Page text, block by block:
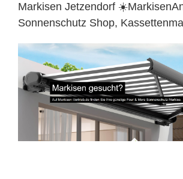
Markisen Jetzendorf
Sonnenschutz Shop,